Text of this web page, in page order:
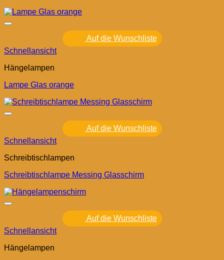
Auf die Wunschliste
Schnellansicht
Hängelampen
Lampe Glas orange
Auf die Wunschliste
Schnellansicht
Schreibtischlampen
Schreibtischlampe Messing Glasschirm
Auf die Wunschliste
Schnellansicht
Hängelampen